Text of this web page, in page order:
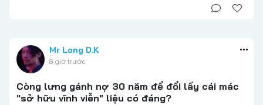
Mr Long D.K
8 giờ trước
Còng lưng gánh nợ 30 năm để đổi lấy cái mác
"sở hữu vĩnh viễn" liệu có đáng?